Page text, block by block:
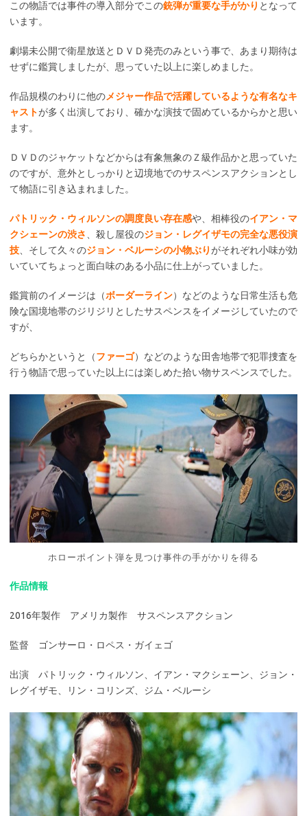
この物語では事件の導入部分でこの銃弾が重要な手がかり となって
います。
劇場未公開で衛星放送とＤＶＤ発売のみという事で、あまり期待は
せずに鑑賞しましたが、思っていた以上に楽しめました。
作品規模のわりに他のメジャー作品で活躍しているような有名なキ
ャストが多く出演しており、確かな演技で固めているからかと思い
ます。
ＤＶＤのジャケットなどからは有象無象のＺ級作品かと思っていた
のですが、意外としっかりと辺境地でのサスペンスアクションとし
て物語に引き込まれました。
パトリック・ウィルソンの調度良い存在感や、相棒役のイアン・マ
クシェーンの渋さ
、殺し屋役のジョン・レグイザモの完全な悪役演
技 、そして久々のジョン・ベルーシの小物ぶりがそれぞれ小味が効
いていてちょっと面白味のある小品に仕上がっていました。
鑑賞前のイメージは（ボーダーライン）などのような日常生活も危
険な国境地帯のジリジリとしたサスペンスをイメージしていたので
すが、
どちらかというと（ファーゴ）などのような田舎地帯で犯罪捜査を
行う物語で思っていた以上には楽しめた拾い物サスペンスでした。
ホローポイント弾を見つけ事件の手がかりを得る
作品情報
2016年製作 アメリカ製作 サスペンスアクション
監督 ゴンサーロ・ロペス・ガイェゴ
出演 パトリック・ウィルソン、イアン・マクシェーン、ジョン・
レグイザモ、リン・コリンズ、ジム・ベルーシ